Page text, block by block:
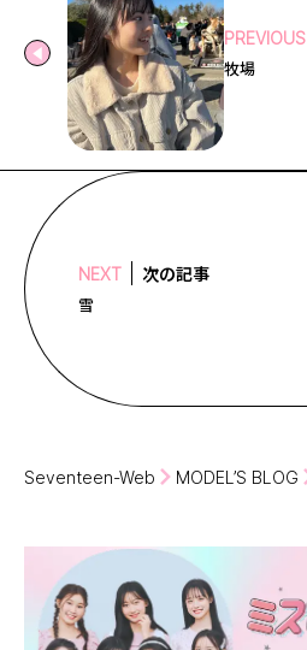
PREVIOUS
牧場
NEXT 次の記事
雪
Seventeen-Web MODEL’S BLOG